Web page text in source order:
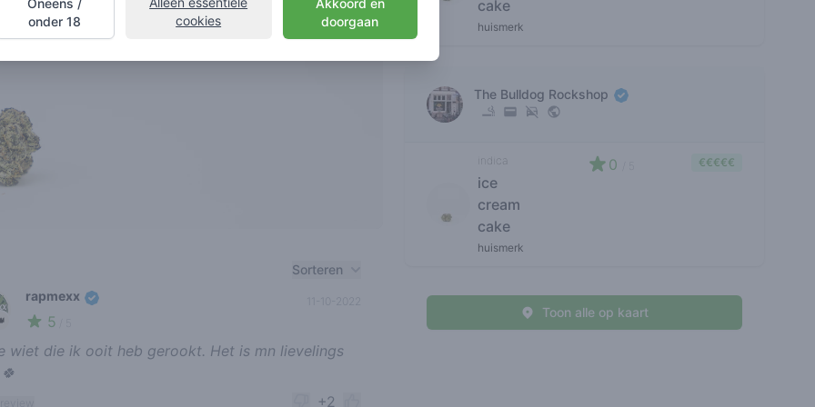
Sorteren
rapmexx
5
wiet die ik ooit heb gerookt. Het is mn lievelings
+2
cake
huismerk
The Bulldog Rockshop
indica
ice
cream
cake
huismerk
0 €€€€€
Toon alle op kaart
Akkoord en
doorgaan
cookies
Oneens /
onder 18